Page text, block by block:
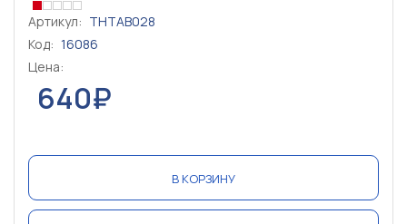
Артикул: THTAB028
Код: 16086
Цена:
640₽
В КОРЗИНУ